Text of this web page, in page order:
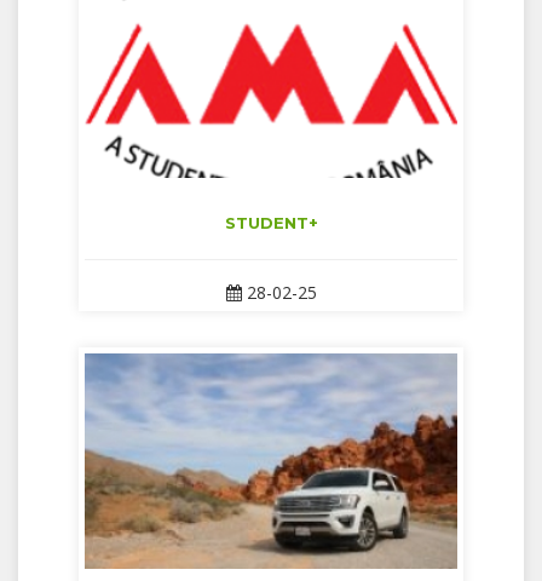
STUDENT+
28-02-25